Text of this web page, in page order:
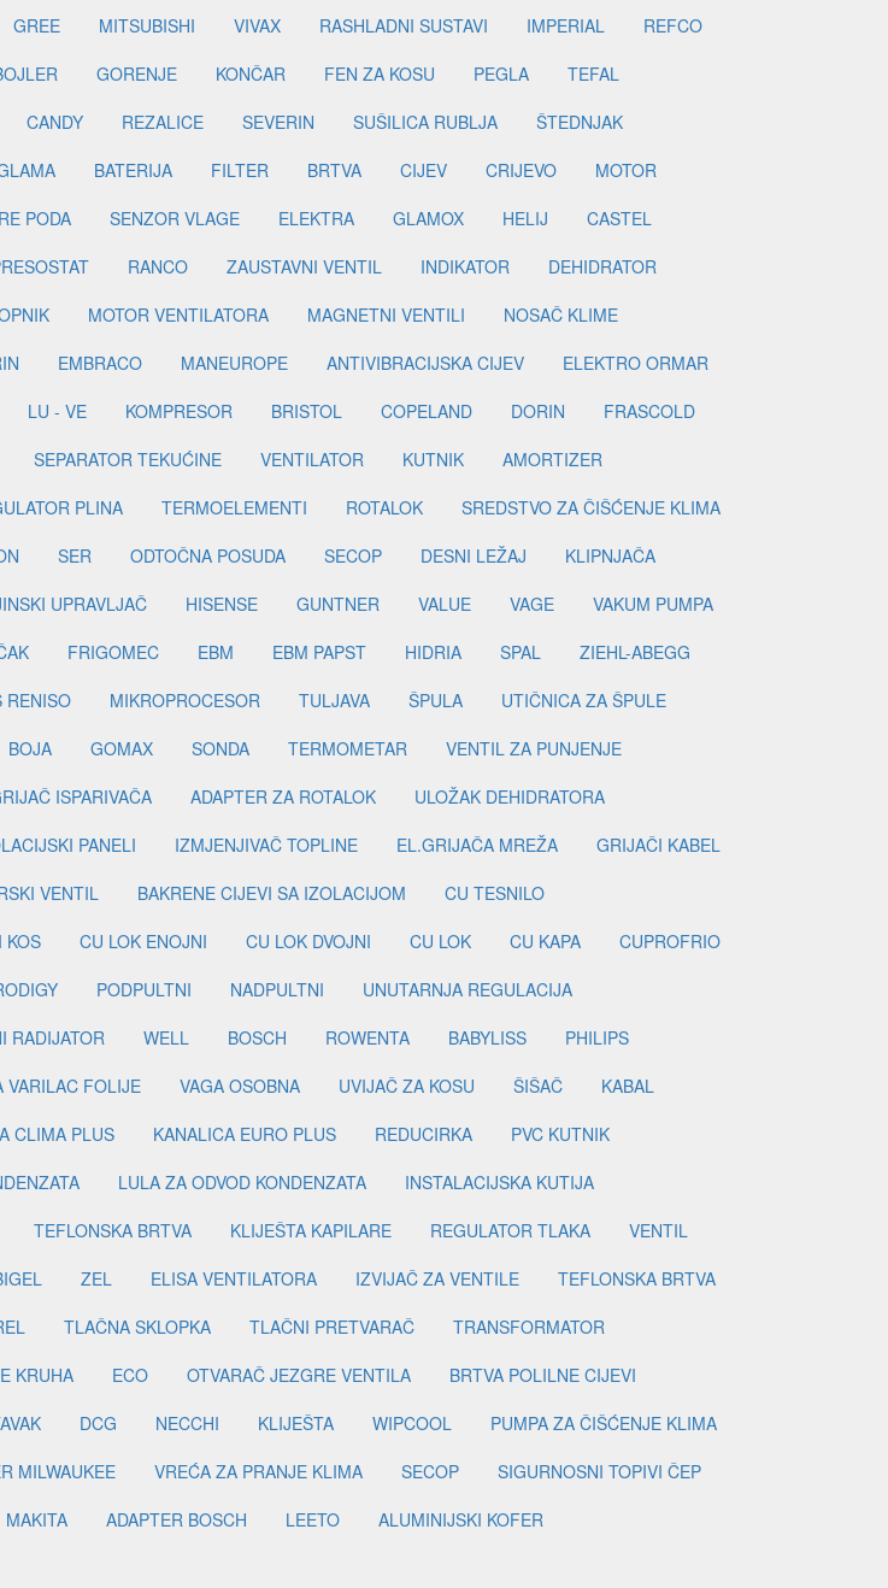
GREE MITSUBISHI VIVAX RASHLADNI SUSTAVI IMPERIAL
REFCO
GORENJE KONČAR FEN ZA KOSU PEGLA
TEFAL
CANDY REZALICE SEVERIN SUŠILICA RUBLJA
ŠTEDNJAK
BATERIJA FILTER BRTVA CIJEV CRIJEVO
MOTOR
PODA SENZOR VLAGE ELEKTRA GLAMOX HELIJ
CASTEL
RANCO ZAUSTAVNI VENTIL INDIKATOR
DEHIDRATOR
MOTOR VENTILATORA MAGNETNI VENTILI
NOSAČ KLIME
EMBRACO MANEUROPE ANTIVIBRACIJSKA CIJEV
ELEKTRO ORMAR
LU - VE KOMPRESOR BRISTOL COPELAND DORIN
FRASCOLD
SEPARATOR TEKUĆINE VENTILATOR KUTNIK
AMORTIZER
PLINA TERMOELEMENTI ROTALOK
SREDSTVO ZA ČIŠĆENJE KLIMA
SER ODTOČNA POSUDA SECOP DESNI LEŽAJ
KLIPNJAČA
UPRAVLJAČ HISENSE GUNTNER VALUE VAGE
VAKUM PUMPA
FRIGOMEC EBM EBM PAPST HIDRIA SPAL
ZIEHL-ABEGG
RENISO MIKROPROCESOR TULJAVA ŠPULA
UTIČNICA ZA ŠPULE
BOJA GOMAX SONDA TERMOMETAR
VENTIL ZA PUNJENJE
ISPARIVAČA ADAPTER ZA ROTALOK
ULOŽAK DEHIDRATORA
PANELI IZMJENJIVAČ TOPLINE EL.GRIJAČA MREŽA
GRIJAČI KABEL
VENTIL BAKRENE CIJEVI SA IZOLACIJOM
CU TESNILO
KOS CU LOK ENOJNI CU LOK DVOJNI CU LOK CU KAPA
CUPROFRIO
PODPULTNI NADPULTNI
UNUTARNJA REGULACIJA
RADIJATOR WELL BOSCH ROWENTA BABYLISS
PHILIPS
VARILAC FOLIJE VAGA OSOBNA UVIJAČ ZA KOSU ŠIŠAČ
KABAL
CLIMA PLUS KANALICA EURO PLUS REDUCIRKA
PVC KUTNIK
LULA ZA ODVOD KONDENZATA
INSTALACIJSKA KUTIJA
TEFLONSKA BRTVA KLIJEŠTA KAPILARE REGULATOR TLAKA
VENTIL
ZEL ELISA VENTILATORA IZVIJAČ ZA VENTILE
TEFLONSKA BRTVA
TLAČNA SKLOPKA TLAČNI PRETVARAČ
TRANSFORMATOR
KRUHA ECO OTVARAČ JEZGRE VENTILA
BRTVA POLILNE CIJEVI
DCG NECCHI KLIJEŠTA WIPCOOL
PUMPA ZA ČIŠĆENJE KLIMA
MILWAUKEE VREĆA ZA PRANJE KLIMA SECOP
SIGURNOSNI TOPIVI ČEP
MAKITA ADAPTER BOSCH LEETO ALUMINIJSKI KOFER